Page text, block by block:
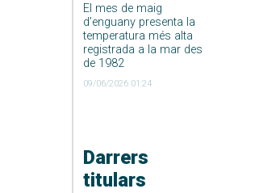
El mes de maig
d’enguany presenta la
temperatura més alta
registrada a la mar des
de 1982
09/06/2026 01:24
Darrers
titulars